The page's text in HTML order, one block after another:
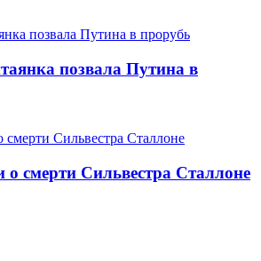
позвала Путина в
смерти Сильвестра Сталлоне